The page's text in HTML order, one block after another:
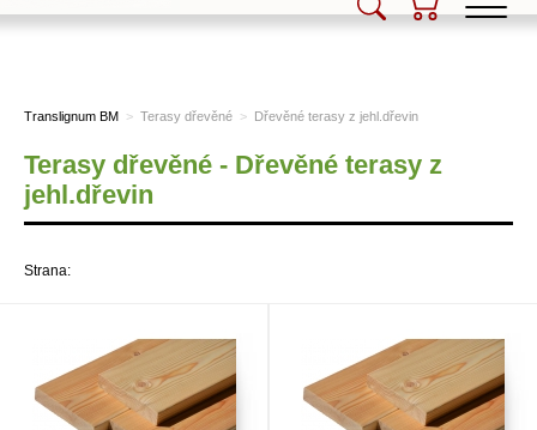
Translignum BM > Terasy dřevěné > Dřevěné terasy z jehl.dřevin
Terasy dřevěné - Dřevěné terasy z
jehl.dřevin
Strana: